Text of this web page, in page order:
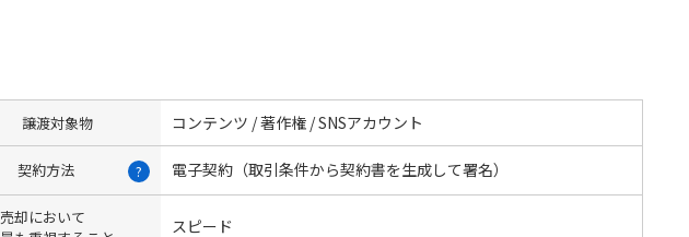
譲渡対象物 コンテンツ / 著作権 / SNSアカウント
契約方法 ? 電子契約（取引条件から契約書を生成して署名）
売却において
スピード